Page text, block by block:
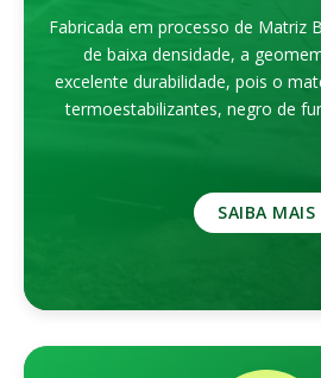
Fabricada em processo de Matriz
de baixa densidade, a
excelente durabilidade, pois o
termoestabilizantes, negro de
SAIBA MAIS